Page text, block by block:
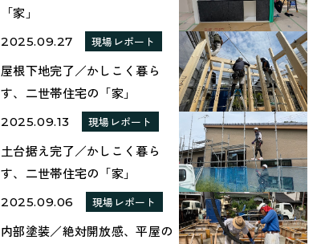
「家」
2025.09.27 現場レポート
屋根下地完了／かしこく暮ら
す、二世帯住宅の「家」
2025.09.13 現場レポート
土台据え完了／かしこく暮ら
す、二世帯住宅の「家」
2025.09.06 現場レポート
内部塗装／絶対開放感、平屋の